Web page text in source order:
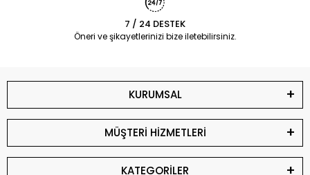
7 / 24 DESTEK
Öneri ve şikayetlerinizi bize iletebilirsiniz.
KURUMSAL
MÜŞTERİ HİZMETLERİ
KATEGORİLER